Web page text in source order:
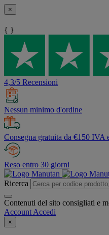
×
{ }
4,3/5 Recensioni
Nessun minimo d'ordine
Consegna gratuita da €150 IVA
Reso entro 30 giorni
Ricerca
Contenuti del sito consigliati e
Account Accedi
×